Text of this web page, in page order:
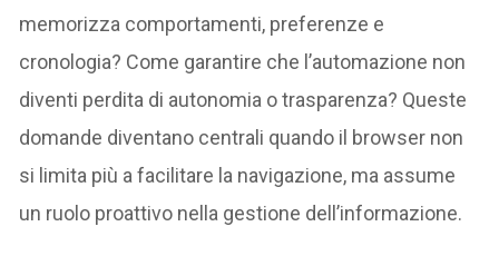
memorizza comportamenti, preferenze e
cronologia? Come garantire che l’automazione non
diventi perdita di autonomia o trasparenza? Queste
domande diventano centrali quando il browser non
si limita più a facilitare la navigazione, ma assume
un ruolo proattivo nella gestione dell’informazione.